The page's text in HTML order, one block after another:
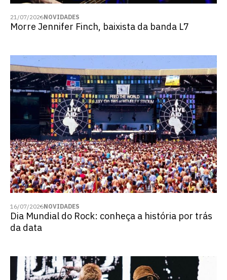
21/07/2026NOVIDADES
Morre Jennifer Finch, baixista da banda L7
16/07/2026NOVIDADES
Dia Mundial do Rock: conheça a história por trás
da data